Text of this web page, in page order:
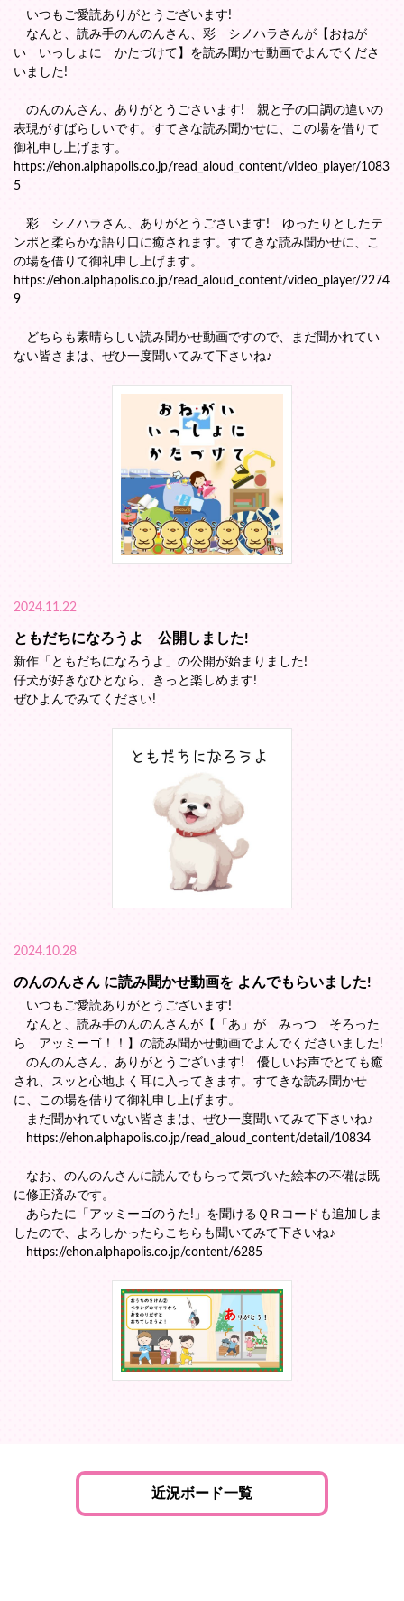
いつもご愛読ありがとうございます!
なんと、読み手のんのんさん、彩 シノハラさんが【おねが
い いっしょに かたづけて】を読み聞かせ動画でよんでくださ
いました!
のんのんさん、ありがとうごさいます! 親と子の口調の違いの
表現がすばらしいです。すてきな読み聞かせに、この場を借りて
御礼申し上げます。
https://ehon.alphapolis.co.jp/read_aloud_content/video_player/1083
5
彩 シノハラさん、ありがとうごさいます! ゆったりとしたテ
ンポと柔らかな語り口に癒されます。すてきな読み聞かせに、こ
の場を借りて御礼申し上げます。
https://ehon.alphapolis.co.jp/read_aloud_content/video_player/2274
9
どちらも素晴らしい読み聞かせ動画ですので、まだ聞かれてい
ない皆さまは、ぜひ一度聞いてみて下さいね♪
2024.11.22
ともだちになろうよ 公開しました!
新作「ともだちになろうよ」の公開が始まりました!
仔犬が好きなひとなら、きっと楽しめます!
ぜひよんでみてください!
2024.10.28
のんのんさん に読み聞かせ動画を よんでもらいました!
いつもご愛読ありがとうございます!
なんと、読み手のんのんさんが【「あ」が みっつ そろった
ら アッミーゴ！！】の読み聞かせ動画でよんでくださいました!
のんのんさん、ありがとうございます! 優しいお声でとても癒
され、スッと心地よく耳に入ってきます。すてきな読み聞かせ
に、この場を借りて御礼申し上げます。
まだ聞かれていない皆さまは、ぜひ一度聞いてみて下さいね♪
https://ehon.alphapolis.co.jp/read_aloud_content/detail/10834
なお、のんのんさんに読んでもらって気づいた絵本の不備は既
に修正済みです。
あらたに「アッミーゴのうた!」を聞けるＱＲコードも追加しま
したので、よろしかったらこちらも聞いてみて下さいね♪
https://ehon.alphapolis.co.jp/content/6285
近況ボード一覧